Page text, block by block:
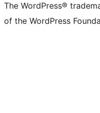
The WordPress®
of the WordPress